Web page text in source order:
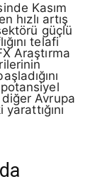
Kasım
hızlı artış
güçlü
telafi
Araştırma
Avrupa